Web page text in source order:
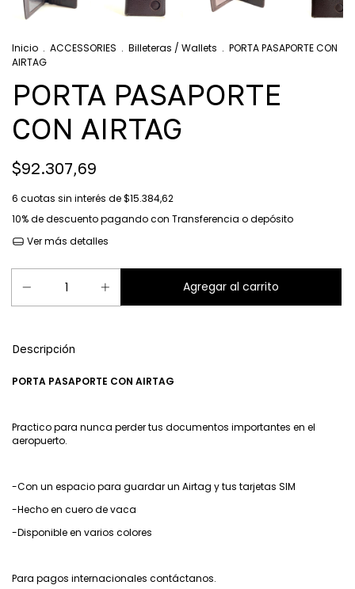
Inicio . ACCESSORIES . Billeteras / Wallets . PORTA PASAPORTE CON
AIRTAG
PORTA PASAPORTE
CON AIRTAG
$92.307,69
6 cuotas sin interés de$15.384,62
10% de descuentopagando con Transferencia o depósito
Ver más detalles
Descripción
PORTA PASAPORTE CON AIRTAG
Practico para nunca perder tus documentos importantes en el
aeropuerto.
-Con un espacio para guardar un Airtag y tus tarjetas SIM
-Hecho en cuero de vaca
-Disponible en varios colores
Para pagos internacionales contáctanos.